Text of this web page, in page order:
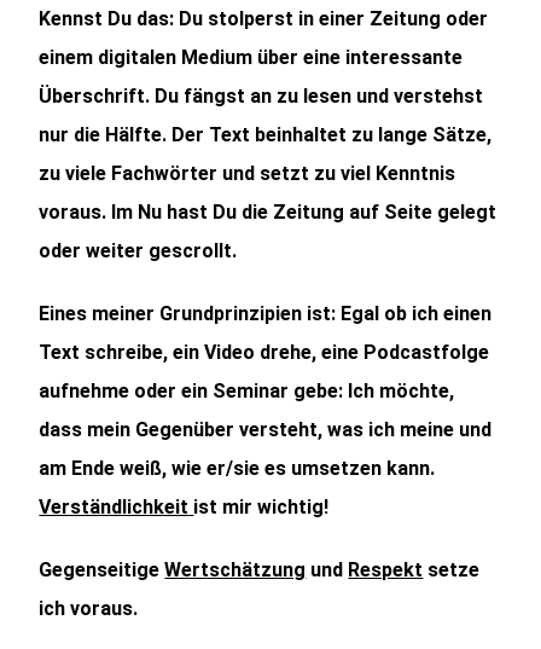
Kennst Du das: Du stolperst in einer Zeitung oder
einem digitalen Medium über eine interessante
Überschrift. Du fängst an zu lesen und verstehst
nur die Hälfte. Der Text beinhaltet zu lange Sätze,
zu viele Fachwörter und setzt zu viel Kenntnis
voraus. Im Nu hast Du die Zeitung auf Seite gelegt
oder weiter gescrollt.
Eines meiner Grundprinzipien ist: Egal ob ich einen
Text schreibe, ein Video drehe, eine Podcastfolge
aufnehme oder ein Seminar gebe: Ich möchte,
dass mein Gegenüber versteht, was ich meine und
am Ende weiß, wie er/sie es umsetzen kann.
Verständlichkeit ist mir wichtig!
GegenseitigeWertschätzung und Respekt setze
ich voraus.